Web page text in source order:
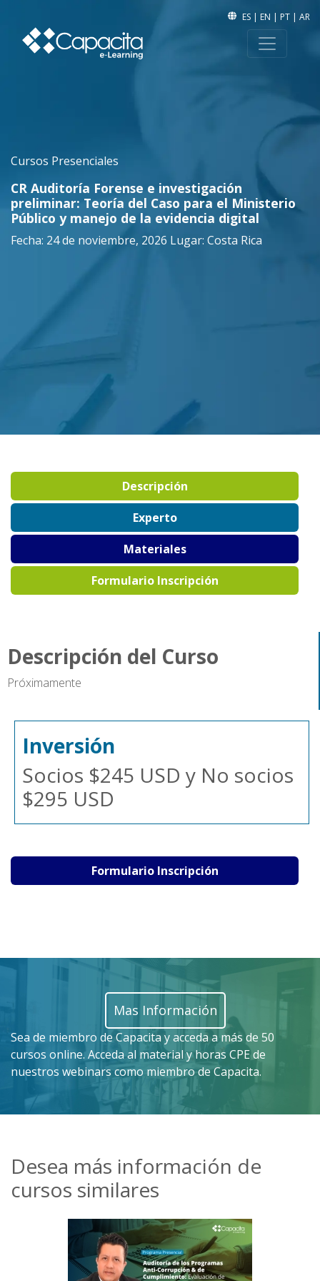
ES | EN | PT | AR
Cursos Presenciales
CR Auditoría Forense e investigación
preliminar: Teoría del Caso para el Ministerio
Público y manejo de la evidencia digital
Fecha: 24 de noviembre, 2026 Lugar: Costa Rica
Descripción
Experto
Materiales
Formulario Inscripción
Descripción del Curso
Próximamente
Inversión
Socios $245 USD y No socios
$295 USD
Formulario Inscripción
Mas Información
Sea de miembro de Capacita y acceda a más de 50
cursos online. Acceda al material y horas CPE de
nuestros webinars como miembro de Capacita.
Desea más información de
cursos similares